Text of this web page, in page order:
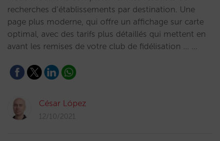
recherches d’établissements par destination. Une
page plus moderne, qui offre un affichage sur carte
optimal, avec des tarifs plus détaillés qui mettent en
avant les remises de votre club de fidélisation … …
César López
12/10/2021